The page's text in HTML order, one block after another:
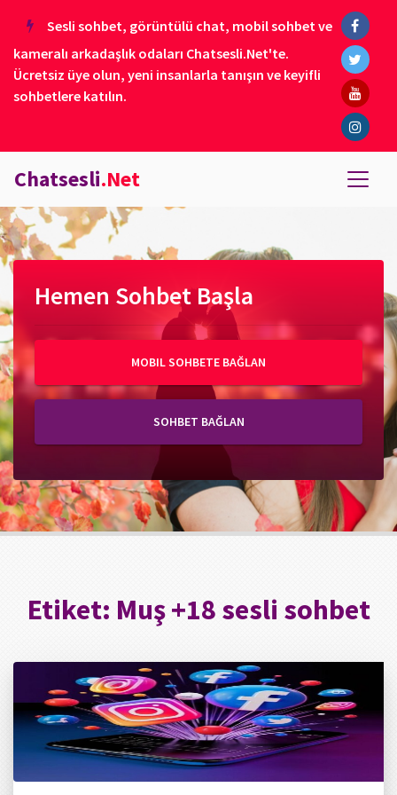
Sesli sohbet, görüntülü chat, mobil sohbet ve
kameralı arkadaşlık odaları Chatsesli.Net'te.
Ücretsiz üye olun, yeni insanlarla tanışın ve keyifli
sohbetlere katılın.
Chatsesli.Net
Hemen Sohbet Başla
MOBIL SOHBETE BAĞLAN
SOHBET BAĞLAN
Etiket: Muş +18 sesli sohbet